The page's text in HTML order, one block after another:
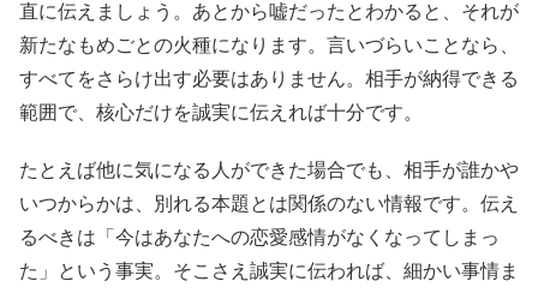
直に伝えましょう。あとから嘘だったとわかると、それが
新たなもめごとの火種になります。言いづらいことなら、
すべてをさらけ出す必要はありません。相手が納得できる
範囲で、核心だけを誠実に伝えれば十分です。
たとえば他に気になる人ができた場合でも、相手が誰かや
いつからかは、別れる本題とは関係のない情報です。伝え
るべきは「今はあなたへの恋愛感情がなくなってしまっ
た」という事実。そこさえ誠実に伝われば、細かい事情ま